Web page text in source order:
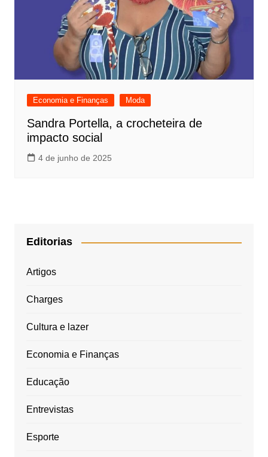
Economia e Finanças Moda
Sandra Portella, a crocheteira de
impacto social
4 de junho de 2025
Editorias
Artigos
Charges
Cultura e lazer
Economia e Finanças
Educação
Entrevistas
Esporte